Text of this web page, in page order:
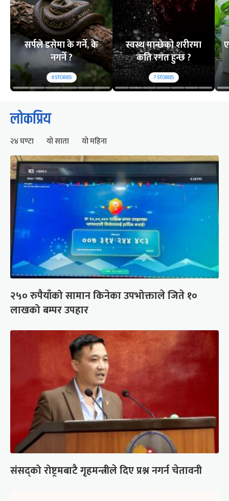
सर्पले डसेमा के गर्ने, के
नगर्ने ?
6STORIES
स्वस्थ मान्छेको शरीरमा
कति रगत हुन्छ ?
7STORIES
लोकप्रिय
२४ घण्टा यो साता यो महिना
२५० रुपैयाँको सामान किनेका उपभोक्ताले जिते १०
लाखको बम्पर उपहार
संसद्को रोष्ट्रमबाटै गृहमन्त्रीले दिए प्रश्न नगर्न चेतावनी